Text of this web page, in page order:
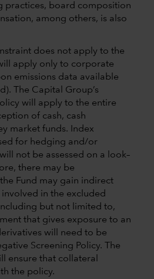
practices, board composition
among others, is also
does not apply to the
apply only to corporate
emissions data available
The Capital Group’s
will apply to the entire
of cash, cash
market funds. Index
for hedging and/or
not be assessed on a look–
there may be
Fund may gain indirect
in the excluded
but not limited to,
that gives exposure to an
will need to be
Screening Policy. The
ensure that collateral
the policy.